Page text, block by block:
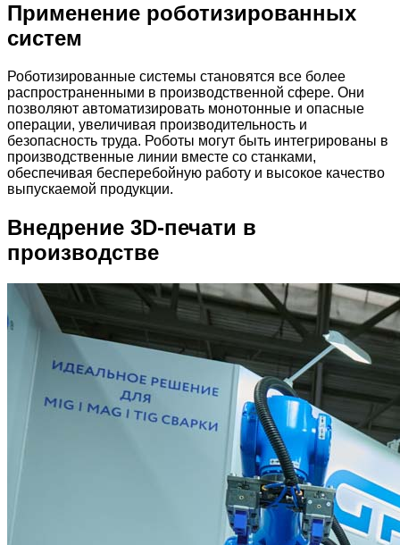
Применение роботизированных
систем
Роботизированные системы становятся все более
распространенными в производственной сфере. Они
позволяют автоматизировать монотонные и опасные
операции, увеличивая производительность и
безопасность труда. Роботы могут быть интегрированы в
производственные линии вместе со станками,
обеспечивая бесперебойную работу и высокое качество
выпускаемой продукции.
Внедрение 3D-печати в
производстве